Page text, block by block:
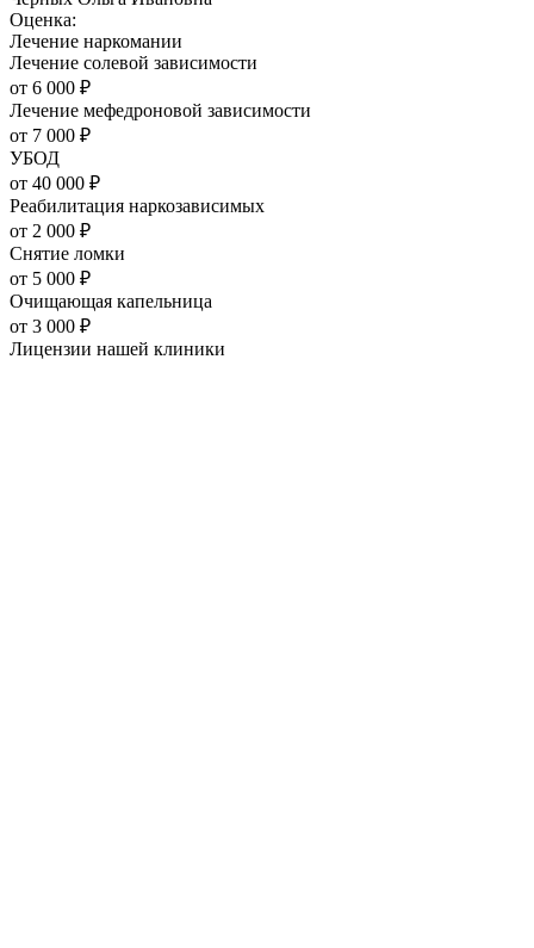
Оценка:
Лечение наркомании
Лечение солевой зависимости
от 6 000 ₽
Лечение мефедроновой зависимости
от 7 000 ₽
УБОД
от 40 000 ₽
Реабилитация наркозависимых
от 2 000 ₽
Снятие ломки
от 5 000 ₽
Очищающая капельница
от 3 000 ₽
Лицензии нашей клиники